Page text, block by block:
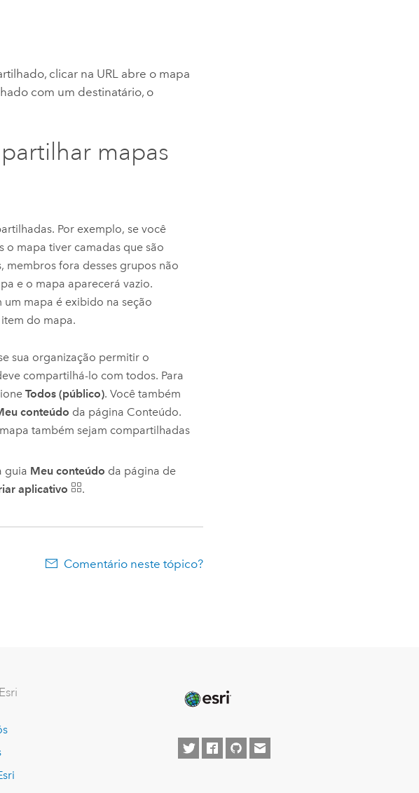
clicar na URL abre o mapa
com um destinatário, o
mapas
Por exemplo, se você
o mapa tiver camadas que são
membros fora desses grupos não
e o mapa aparecerá vazio.
mapa é exibido na seção
do mapa.
sua organização permitir o
compartilhá-lo com todos. Para
Todos (público). Você também
conteúdo da página Conteúdo.
também sejam compartilhadas
guia Meu conteúdo da página de
aplicativo .
Comentário neste tópico?